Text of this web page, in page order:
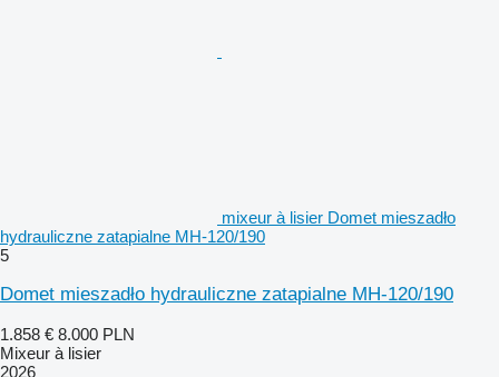
mixeur à lisier Domet mieszadło
hydrauliczne zatapialne MH-120/190
5
Domet mieszadło hydrauliczne zatapialne MH-120/190
1.858 € 8.000 PLN
Mixeur à lisier
2026